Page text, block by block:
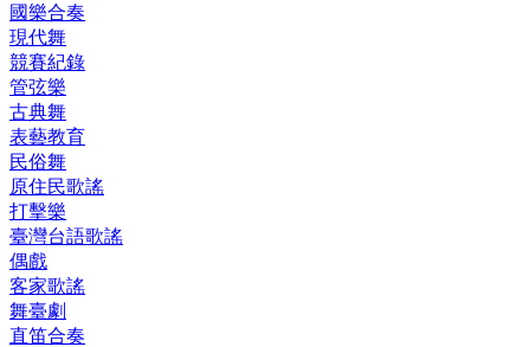
國樂合奏
現代舞
競賽紀錄
管弦樂
古典舞
表藝教育
民俗舞
原住民歌謠
打擊樂
臺灣台語歌謠
偶戲
客家歌謠
舞臺劇
直笛合奏